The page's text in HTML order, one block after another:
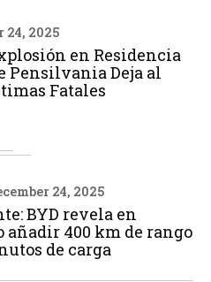
24, 2025
en Residencia
Pensilvania Deja al
Fatales
24, 2025
BYD revela en
añadir 400 km de rango
de carga